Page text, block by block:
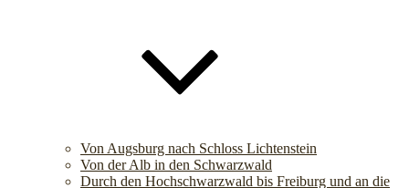
Von Augsburg nach Schloss Lichtenstein
Von der Alb in den Schwarzwald
Durch den Hochschwarzwald bis Freiburg und an die